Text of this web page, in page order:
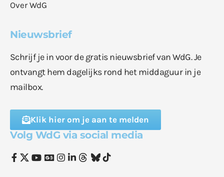
Over WdG
Nieuwsbrief
Schrijf je in voor de gratis nieuwsbrief van WdG. Je
ontvangt hem dagelijks rond het middaguur in je
mailbox.
Klik hier om je aan te melden
Volg WdG via social media